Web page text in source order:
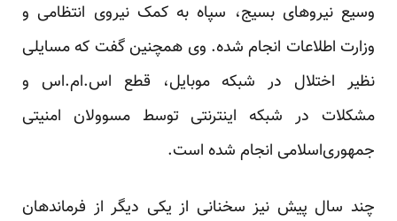
وسیع نیروهای بسیج، سپاه به کمک نیروی انتظامی و
وزارت اطلاعات انجام شده. وی همچنین گفت که مسایلی
نظیر اختلال در شبکه موبایل، قطع اس.ام.اس و
مشکلات در شبکه اینترنتی توسط مسوولان امنیتی
جمهوری‌اسلامی انجام شده است.
چند سال پیش نیز سخنانی از یکی دیگر از فرماندهان